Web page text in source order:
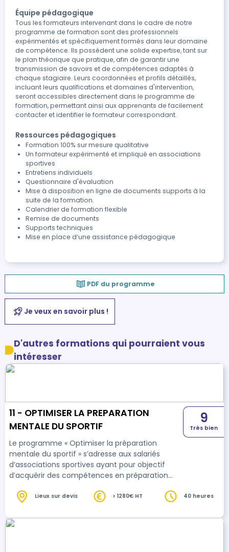
Équipe pédagogique
Tous les formateurs intervenant dans le cadre de notre
programme de formation sont des professionnels
expérimentés et spécifiquement formés dans leur domaine
de compétence. Ils possèdent une solide expertise, tant sur
le plan théorique que pratique, afin de garantir une
transmission de savoirs et de compétences adaptés à
chaque stagiaire. Leurs coordonnées et profils détaillés,
incluant leurs qualifications et domaines d'intervention,
seront accessibles directement dans le programme de
formation, permettant ainsi aux apprenants de facilement
contacter et identifier le formateur correspondant.
Ressources pédagogiques
Formation 100% sur mesure qualitative
Un formateur expérimenté et impliqué en associations
sportives
Entretiens individuels
Questionnaire d'évaluation
Mise à disposition en ligne de documents supports à la
suite de la formation.
Calendrier de formation flexible
Remise de documents
Supports techniques
Mise en place d’une assistance pédagogique
PDF du programme
Je veux en savoir plus !
D'autres formations qui pourraient vous
intéresser
11 - OPTIMISER LA PREPARATION
MENTALE DU SPORTIF
Le programme « Optimiser la préparation
mentale du sportif » s’adresse aux salariés
d’associations sportives ayant pour objectif
d’acquérir des compétences en préparation
de leurs pratiquants et favoriser la
9
Très bien
Lieux sur devis > 1280€ HT 40 heures